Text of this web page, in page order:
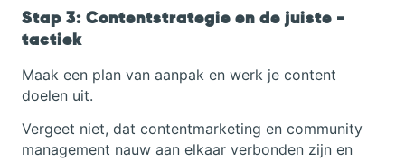
Stap 3: Contentstrategie en de juiste -
tactiek
Maak een plan van aanpak en werk je content
doelen uit.
Vergeet niet, dat contentmarketing en community
management nauw aan elkaar verbonden zijn en